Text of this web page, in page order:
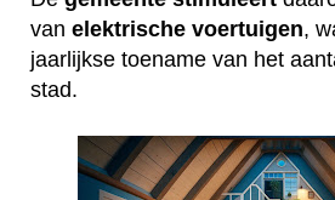
van elektrische voertuigen,
jaarlijkse toename van het
stad.